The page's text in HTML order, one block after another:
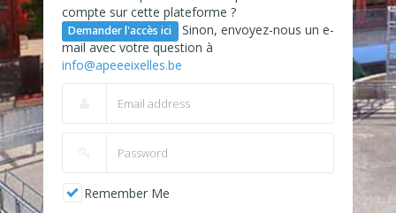
compte sur cette plateforme ?
Demander l'accès ici
Sinon, envoyez-nous un e-
mail avec votre question à
info@apeeeixelles.be
Remember Me